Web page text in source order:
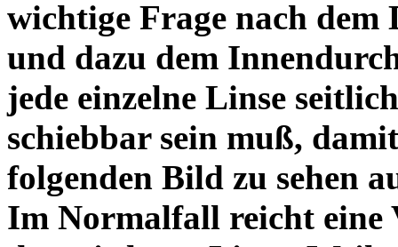
wichtige Frage nach dem
und dazu dem
jede einzelne Linse
schiebbar sein muß,
folgenden Bild zu sehen
Im Normalfall reicht eine